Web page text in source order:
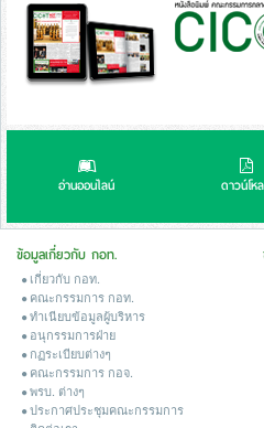
อ่านออนไลน์ ดาวน์โห
ข้อมูลเกี่ยวกับ กอท.
เกี่ยวกับ กอท.
คณะกรรมการ กอท.
ทำเนียบข้อมูลผู้บริหาร
อนุกรรมการฝ่าย
กฏระเบียบต่างๆ
คณะกรรมการ กอจ.
พรบ. ต่างๆ
ประกาศประชุมคณะกรรมการ